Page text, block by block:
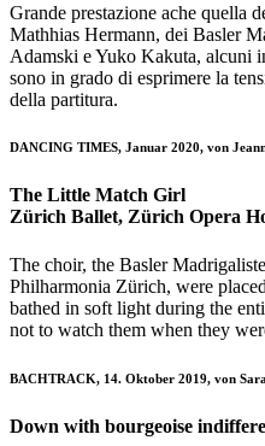
Grande prestazione ache quella
Mathhias Hermann, dei Basler
Adamski e Yuko Kakuta, alcuni
sono in grado di esprimere la
della partitura.
DANCING TIMES, Januar 2020, von
The Little Match Girl
Zürich Ballet, Zürich Opera
The choir, the Basler
Philharmonia Zürich, were
bathed in soft light during the
not to watch them when they
BACHTRACK, 14. Oktober 2019, von
Down with bourgeoise